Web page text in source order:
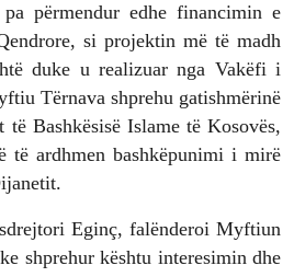
përmendur edhe financimin e
si projektin më të madh
duke u realizuar nga Vakëfi i
Tërnava shprehu gatishmërinë
Bashkësisë Islame të Kosovës,
të ardhmen bashkëpunimi i mirë
Eginç, falënderoi Myftiun
shprehur kështu interesimin dhe